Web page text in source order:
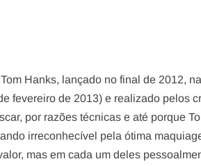
Hanks, lançado no final de 2012,
fevereiro de 2013) e realizado pelos
por razões técnicas e até porque
irreconhecível pela ótima
mas em cada um deles